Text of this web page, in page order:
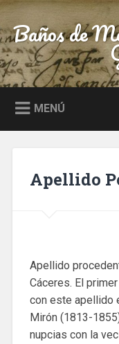
Saltar
contenido
Buscar
Baños de
MENÚ
Apellido
Apellido
Cáceres. El
con este apellido
Mirón (1813-
nupcias con la